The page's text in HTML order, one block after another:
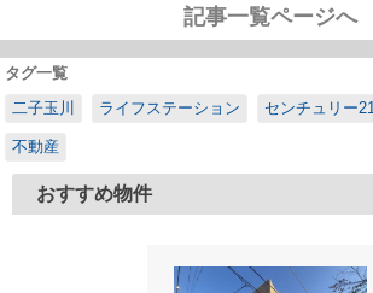
記事一覧ページへ
タグ一覧
二子玉川
ライフステーション センチュリー21
不動産
おすすめ物件